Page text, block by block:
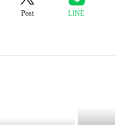
Post LINE